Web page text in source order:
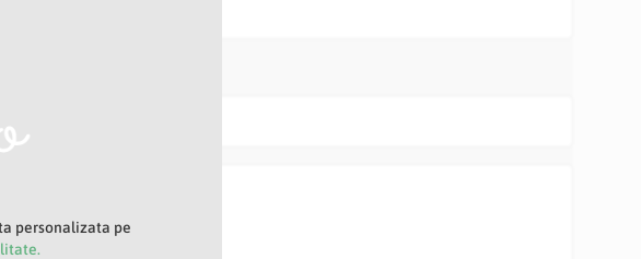
personalizata pe